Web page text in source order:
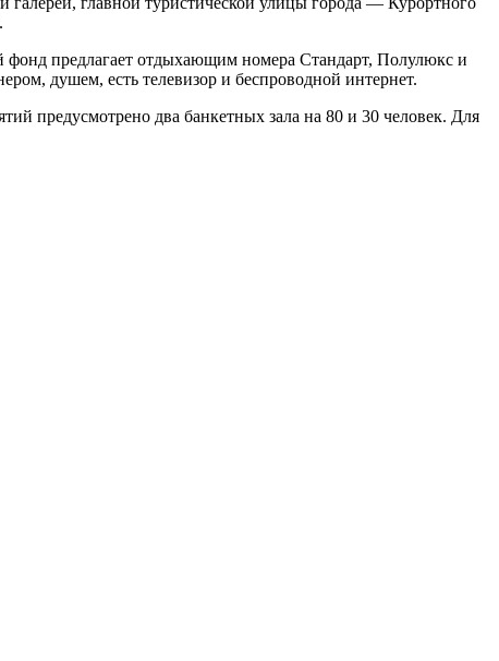
фонд предлагает отдыхающим номера Стандарт, Полулюкс и
душем, есть телевизор и беспроводной интернет.
предусмотрено два банкетных зала на 80 и 30 человек. Для